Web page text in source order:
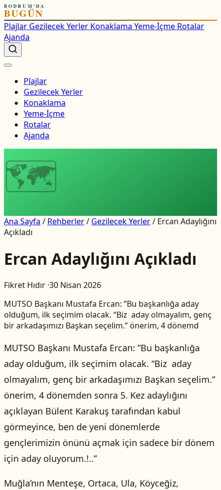
BODRUM'DA
BUGÜN
Plajlar Gezilecek Yerler Konaklama Yeme-İçme Rotalar
Ajanda
Plajlar
Gezilecek Yerler
Konaklama
Yeme-İçme
Rotalar
Ajanda
🗺
Ana Sayfa / Rehberler/ Gezilecek Yerler/ Ercan Adaylığını
Açıkladı
Ercan Adaylığını Açıkladı
Fikret Hıdır ·30 Nisan 2026
MUTSO Başkanı Mustafa Ercan: ”Bu başkanlığa aday
olduğum, ilk seçimim olacak. “Biz aday olmayalım, genç
bir arkadaşımızı Başkan seçelim.” önerim, 4 dönemd
MUTSO Başkanı Mustafa Ercan: ”Bu başkanlığa
aday olduğum, ilk seçimim olacak. “Biz aday
olmayalım, genç bir arkadaşımızı Başkan seçelim.”
önerim, 4 dönemden sonra 5. Kez adaylığını
açıklayan Bülent Karakuş tarafından kabul
görmeyince, ben de yeni dönemlerde
gençlerimizin önünü açmak için sadece bir dönem
için aday oluyorum.!..”
Muğla’nın Menteşe, Ortaca, Ula, Köyceğiz,